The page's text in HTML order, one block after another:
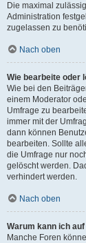
Die maximal
Administration
zugelassen zu
Nach oben
Wie bearbeite oder
Wie bei den
einem Moderator
Umfrage zu
immer mit der
dann können
bearbeiten. Sollte
die Umfrage nur
gelöscht werden.
verhindert werden.
Nach oben
Warum kann ich
Manche Foren